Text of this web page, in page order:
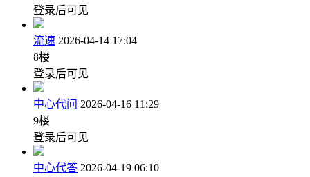
登录后可见
流速 2026-04-14 17:04
8楼
登录后可见
中心代问 2026-04-16 11:29
9楼
登录后可见
中心代答 2026-04-19 06:10